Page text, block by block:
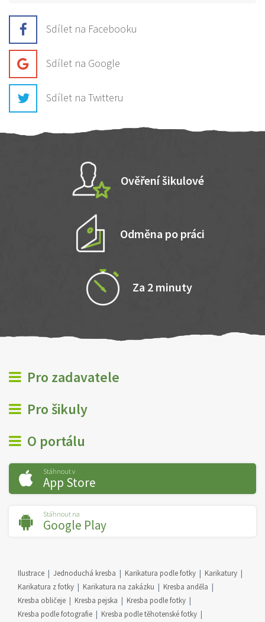
Sdílet na Facebooku
Sdílet na Google
Sdílet na Twitteru
Ověření šikulové
Odměna po práci
Za 2 minuty
Pro zadavatele
Pro šikuly
O portálu
Stáhnout v
App Store
Stáhnout na
Google Play
Ilustrace Jednoduchá kresba Karikatura podle fotky
Karikatury
Karikatura z fotky
Karikatura na zakázku
Kresba anděla
Kresba obličeje
Kresba pejska
Kresba podle fotky
Kresba podle fotografie
Kresba podle těhotenské fotky